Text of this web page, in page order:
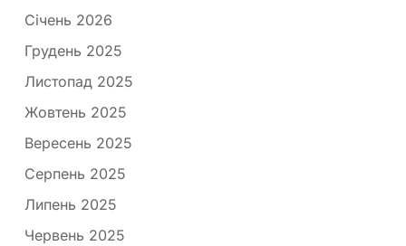
Січень 2026
Грудень 2025
Листопад 2025
Жовтень 2025
Вересень 2025
Серпень 2025
Липень 2025
Червень 2025